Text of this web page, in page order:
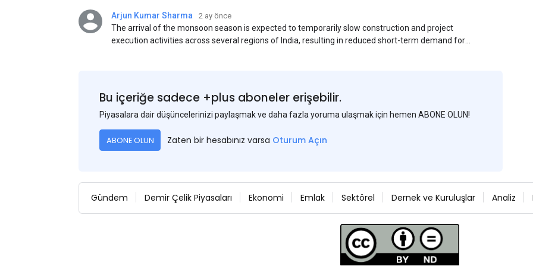
Arjun Kumar Sharma 2 ay önce
The arrival of the monsoon season is expected to temporarily slow construction and project
execution activities across several regions of India, resulting in reduced short-term demand for
Bu içeriğe sadece +plus aboneler erişebilir.
Piyasalara dair düşüncelerinizi paylaşmak ve daha fazla yoruma ulaşmak için hemen ABONE OLUN!
ABONE OLUN Zaten bir hesabınız varsa Oturum Açın
Gündem Demir Çelik Piyasaları Ekonomi Emlak Sektörel Dernek ve Kuruluşlar Analiz